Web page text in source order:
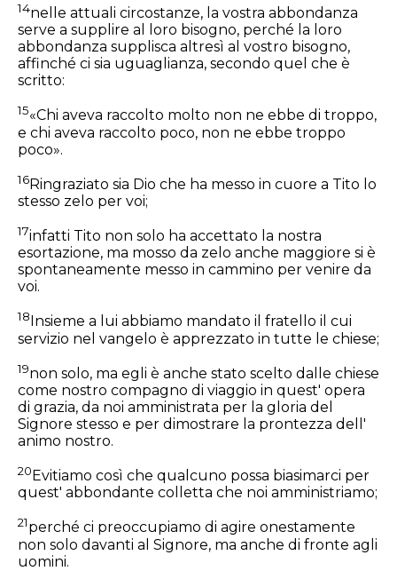
14nelle attuali circostanze, la vostra abbondanza
serve a supplire al loro bisogno, perché la loro
abbondanza supplisca altresì al vostro bisogno,
affinché ci sia uguaglianza, secondo quel che è
scritto:
15«Chi aveva raccolto molto non ne ebbe di troppo,
e chi aveva raccolto poco, non ne ebbe troppo
poco».
16Ringraziato sia Dio che ha messo in cuore a Tito lo
stesso zelo per voi;
17infatti Tito non solo ha accettato la nostra
esortazione, ma mosso da zelo anche maggiore si è
spontaneamente messo in cammino per venire da
voi.
18 Insieme a lui abbiamo mandato il fratello il cui
servizio nel vangelo è apprezzato in tutte le chiese;
19non solo, ma egli è anche stato scelto dalle chiese
come nostro compagno di viaggio in quest' opera
di grazia, da noi amministrata per la gloria del
Signore stesso e per dimostrare la prontezza dell'
animo nostro.
20 Evitiamo così che qualcuno possa biasimarci per
quest' abbondante colletta che noi amministriamo;
21perché ci preoccupiamo di agire onestamente
non solo davanti al Signore, ma anche di fronte agli
uomini.